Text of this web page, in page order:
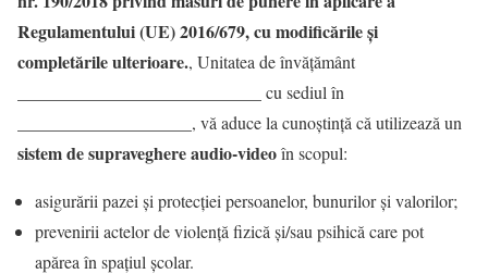
Regulamentului (UE) 2016/679, cu modificările și
completările ulterioare., Unitatea de învățământ
____________________________ cu sediul în
____________________, vă aduce la cunoștință că utilizează un
sistem de supraveghere audio-videoîn scopul:
asigurării pazei şi protecţiei persoanelor, bunurilor şi valorilor;
prevenirii actelor de violenţă fizică şi/sau psihică care pot
apărea în spaţiul şcolar.